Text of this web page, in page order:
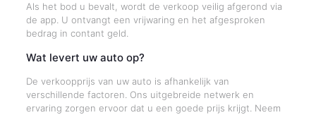
Als het bod u bevalt, wordt de verkoop veilig afgerond via
de app. U ontvangt een vrijwaring en het afgesproken
bedrag in contant geld.
Wat levert uw auto op?
De verkoopprijs van uw auto is afhankelijk van
verschillende factoren. Ons uitgebreide netwerk en
ervaring zorgen ervoor dat u een goede prijs krijgt. Neem